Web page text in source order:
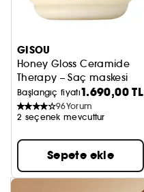
GISOU
Honey Gloss Ceramide
Therapy – Saç maskesi
Başlangıç fiyatı1.690,00 TL
96Yorum
2 seçenek mevcuttur
Sepete ekle